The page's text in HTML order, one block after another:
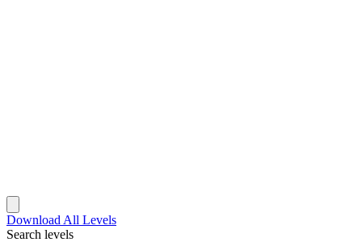
Download All Levels
Search levels